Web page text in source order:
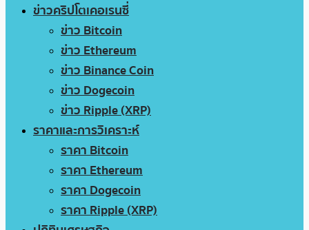
ข่าวคริปโตเคอเรนซี่
ข่าว Bitcoin
ข่าว Ethereum
ข่าว Binance Coin
ข่าว Dogecoin
ข่าว Ripple (XRP)
ราคาและการวิเคราะห์
ราคา Bitcoin
ราคา Ethereum
ราคา Dogecoin
ราคา Ripple (XRP)